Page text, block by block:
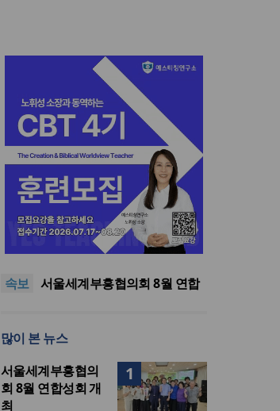
속보
“한국 복음의 시작에는 미국보
다 먼저 일본이 있었습니다”
“기도로 시작한 스틸 美 대사,
중단하라”
서울세계부흥협의회 8월 연합
협력
다 먼저 일본이 있었습니다”
“기도로 시작한 스틸 美 대사,
한미동맹의 가교 되어주길”
많이 본 뉴스
1
서울세계부흥협의
회 8월 연합성회 개
최